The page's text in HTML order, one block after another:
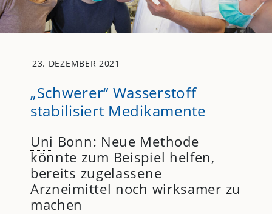
23. DEZEMBER 2021
„Schwerer“ Wasserstoff
stabilisiert Medikamente
Uni Bonn: Neue Methode
könnte zum Beispiel helfen,
bereits zugelassene
Arzneimittel noch wirksamer zu
machen